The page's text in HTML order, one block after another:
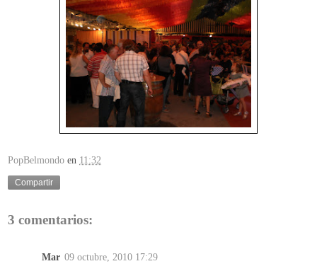
PopBelmondo en 11:32
Compartir
3 comentarios:
Mar 09 octubre, 2010 17:29